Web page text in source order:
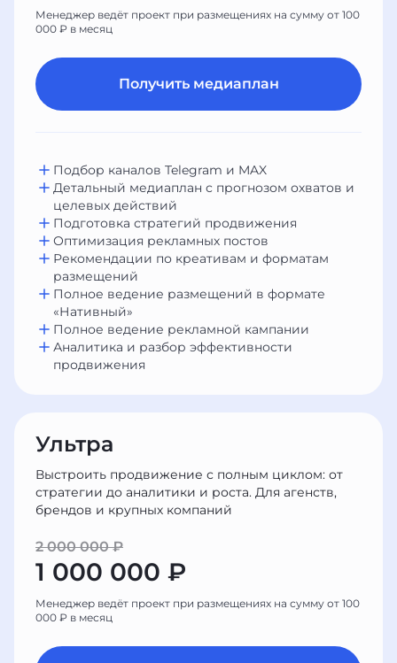
Менеджер ведёт проект при размещениях на сумму от 100
000 ₽ в месяц
Получить медиаплан
Подбор каналов Telegram и MAX
Детальный медиаплан с прогнозом охватов и
целевых действий
Подготовка стратегий продвижения
Оптимизация рекламных постов
Рекомендации по креативам и форматам
размещений
Полное ведение размещений в формате
«Нативный»
Полное ведение рекламной кампании
Аналитика и разбор эффективности
продвижения
Ультра
Выстроить продвижение с полным циклом: от
стратегии до аналитики и роста. Для агенств,
брендов и крупных компаний
2 000 000 ₽
1 000 000 ₽
Менеджер ведёт проект при размещениях на сумму от 100
000 ₽ в месяц